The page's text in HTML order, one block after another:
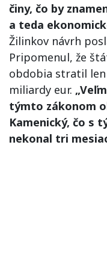
činy, čo by
a teda
Žilinkov návrh
Pripomenul, že
obdobia stratil
miliardy eur.
týmto zákonom
Kamenický, čo s
nekonal tri